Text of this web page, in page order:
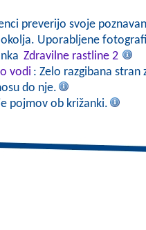
preverijo svoje
Uporabljene
Zdravilne rastline 2
vodi : Zelo razgibana stran
do nje.
pojmov ob križanki.